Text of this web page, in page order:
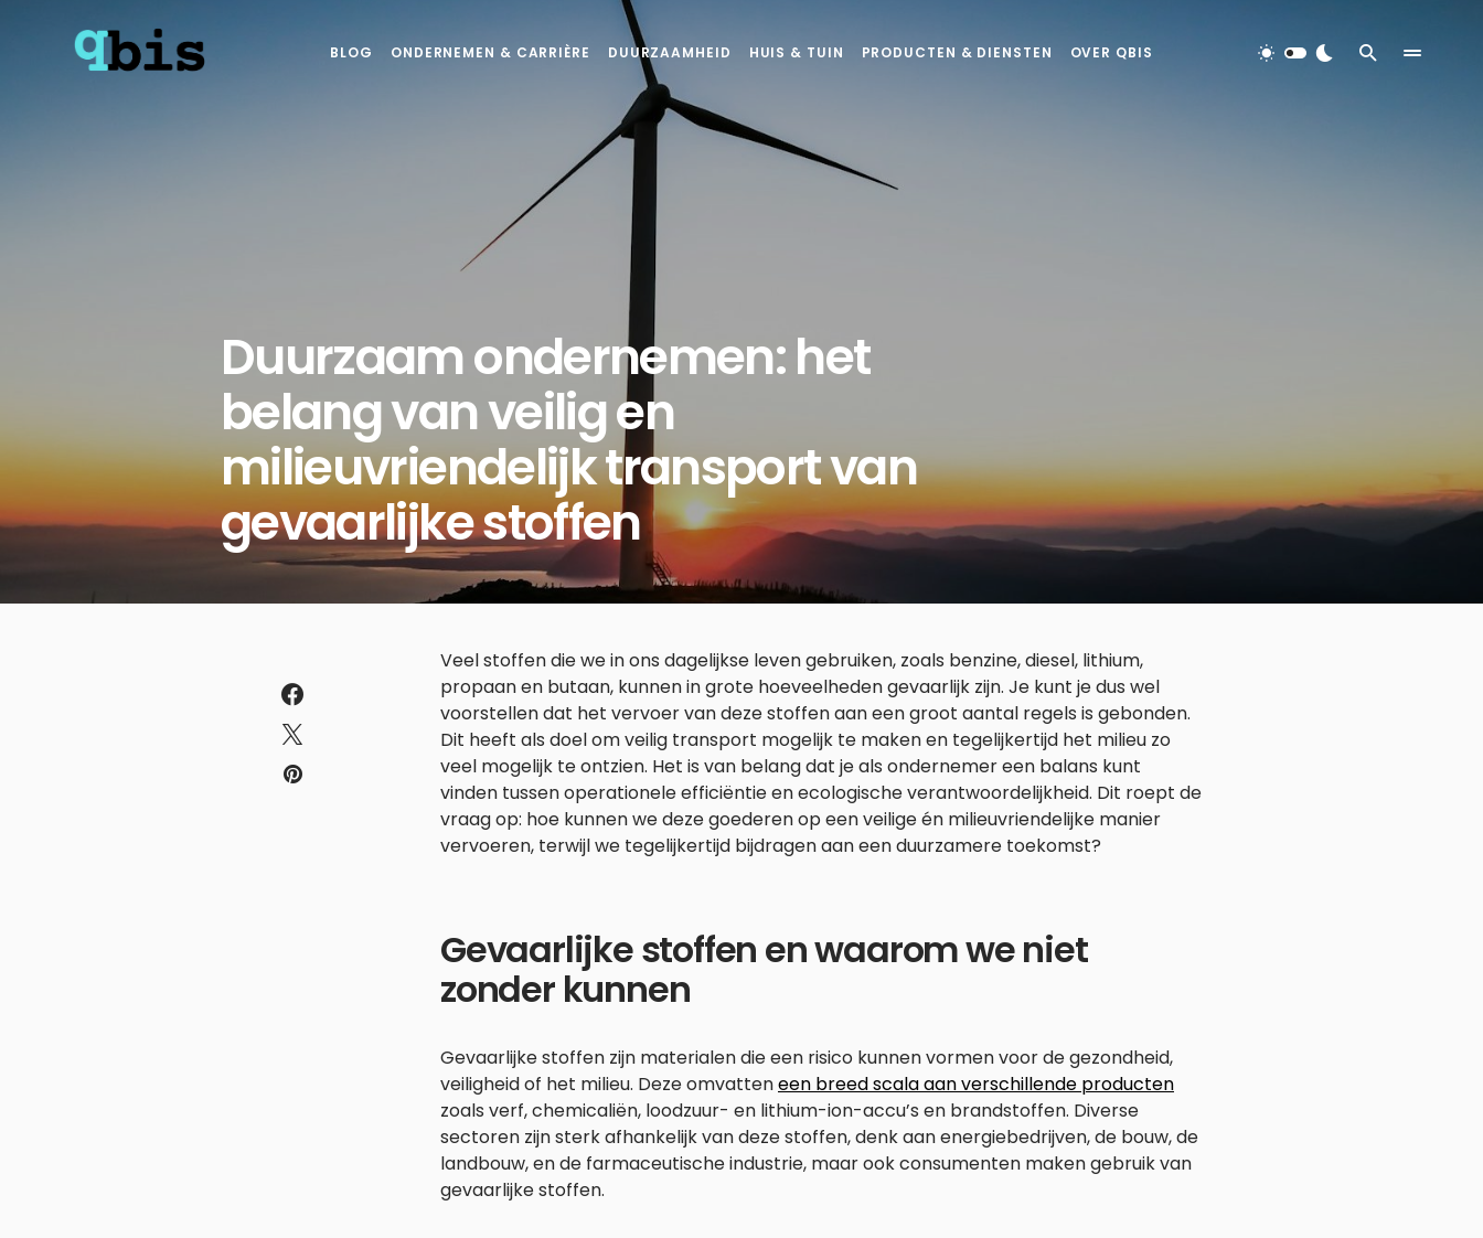
BLOG ONDERNEMEN & CARRIÈRE DUURZAAMHEID HUIS & TUIN PRODUCTEN & DIENSTEN OVER QBIS
Duurzaam ondernemen: het
belang van veilig en
milieuvriendelijk transport van
gevaarlijke stoffen
Veel stoffen die we in ons dagelijkse leven gebruiken, zoals benzine, diesel, lithium,
propaan en butaan, kunnen in grote hoeveelheden gevaarlijk zijn. Je kunt je dus wel
voorstellen dat het vervoer van deze stoffen aan een groot aantal regels is gebonden.
Dit heeft als doel om veilig transport mogelijk te maken en tegelijkertijd het milieu zo
veel mogelijk te ontzien. Het is van belang dat je als ondernemer een balans kunt
vinden tussen operationele efficiëntie en ecologische verantwoordelijkheid. Dit roept de
vraag op: hoe kunnen we deze goederen op een veilige én milieuvriendelijke manier
vervoeren, terwijl we tegelijkertijd bijdragen aan een duurzamere toekomst?
Gevaarlijke stoffen en waarom we niet
zonder kunnen
Gevaarlijke stoffen zijn materialen die een risico kunnen vormen voor de gezondheid,
veiligheid of het milieu. Deze omvatteneen breed scala aan verschillende producten
zoals verf, chemicaliën, loodzuur- en lithium-ion-accu’s en brandstoffen. Diverse
sectoren zijn sterk afhankelijk van deze stoffen, denk aan energiebedrijven, de bouw, de
landbouw, en de farmaceutische industrie, maar ook consumenten maken gebruik van
gevaarlijke stoffen.